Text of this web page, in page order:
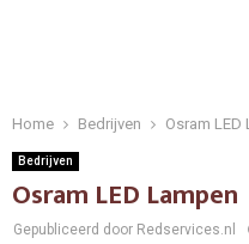
Home Bedrijven Osram LED
Bedrijven
Osram LED Lampen
Gepubliceerd door Redservices.nl